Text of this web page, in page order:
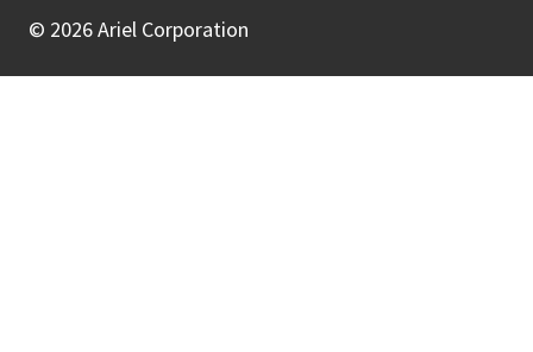
© 2026 Ariel Corporation